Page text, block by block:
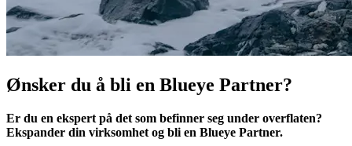
Ønsker du å bli en Blueye Partner?
Er du en ekspert på det som befinner seg under overflaten?
Ekspander din virksomhet og bli en Blueye Partner.